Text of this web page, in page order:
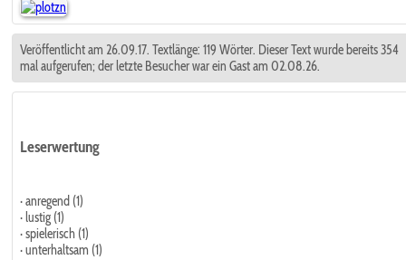
Veröffentlicht am 26.09.17. Textlänge: 119 Wörter. Dieser Text wurde bereits 354
mal aufgerufen; der letzte Besucher war ein Gast am 02.08.26.
Leserwertung
· anregend (1)
· lustig (1)
· spielerisch (1)
· unterhaltsam (1)